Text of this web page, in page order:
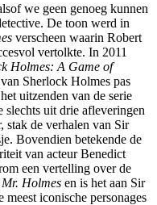
we geen genoeg kunnen
De toon werd in
verscheen waarin Robert
vertolkte. In 2011
Holmes: A Game of
Sherlock Holmes pas
uitzenden van de serie
slechts uit drie afleveringen
stak de verhalen van Sir
Bovendien betekende de
van acteur Benedict
een vertelling over de
Mr. Holmes en is het aan Sir
iconische personages